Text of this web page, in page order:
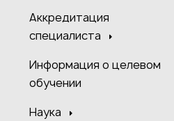
Аккредитация
специалиста
Информация о целевом
обучении
Наука